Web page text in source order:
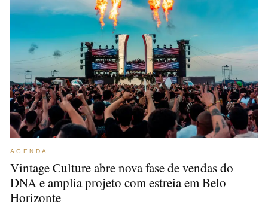
AGENDA
Vintage Culture abre nova fase de vendas do
DNA e amplia projeto com estreia em Belo
Horizonte